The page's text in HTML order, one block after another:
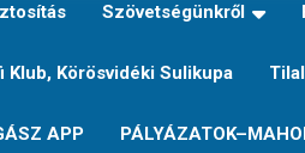
Szövetségünkről
Klub, Körösvidéki Sulikupa
APP